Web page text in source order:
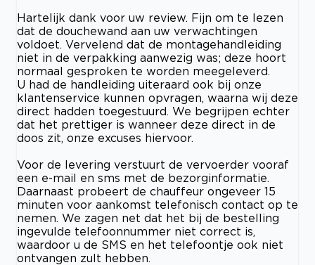
Hartelijk dank voor uw review. Fijn om te lezen
dat de douchewand aan uw verwachtingen
voldoet. Vervelend dat de montagehandleiding
niet in de verpakking aanwezig was; deze hoort
normaal gesproken te worden meegeleverd.
U had de handleiding uiteraard ook bij onze
klantenservice kunnen opvragen, waarna wij deze
direct hadden toegestuurd. We begrijpen echter
dat het prettiger is wanneer deze direct in de
doos zit, onze excuses hiervoor.
Voor de levering verstuurt de vervoerder vooraf
een e-mail en sms met de bezorginformatie.
Daarnaast probeert de chauffeur ongeveer 15
minuten voor aankomst telefonisch contact op te
nemen. We zagen net dat het bij de bestelling
ingevulde telefoonnummer niet correct is,
waardoor u de SMS en het telefoontje ook niet
ontvangen zult hebben.